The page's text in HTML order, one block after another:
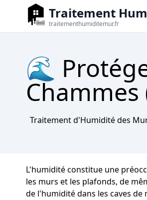
Traitement
traitementhumiditemur.fr
🌊
Traitement d'Humidité des
L'humidité constitue une
les murs et les plafonds, de
de l'humidité dans les caves